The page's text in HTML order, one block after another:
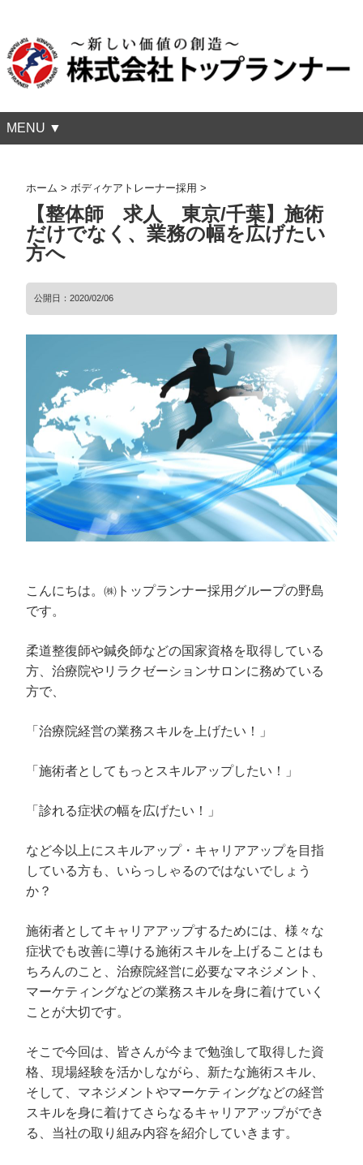
MENU ▼
ホーム >ボディケアトレーナー採用 >
【整体師 求人 東京/千葉】施術
だけでなく、業務の幅を広げたい
方へ
公開日：2020/02/06
こんにちは。㈱トップランナー採用グループの野島
です。
柔道整復師や鍼灸師などの国家資格を取得している
方、治療院やリラクゼーションサロンに務めている
方で、
「治療院経営の業務スキルを上げたい！」
「施術者としてもっとスキルアップしたい！」
「診れる症状の幅を広げたい！」
など今以上にスキルアップ・キャリアアップを目指
している方も、いらっしゃるのではないでしょう
か？
施術者としてキャリアアップするためには、様々な
症状でも改善に導ける施術スキルを上げることはも
ちろんのこと、治療院経営に必要なマネジメント、
マーケティングなどの業務スキルを身に着けていく
ことが大切です。
そこで今回は、皆さんが今まで勉強して取得した資
格、現場経験を活かしながら、新たな施術スキル、
そして、マネジメントやマーケティングなどの経営
スキルを身に着けてさらなるキャリアアップができ
る、当社の取り組み内容を紹介していきます。